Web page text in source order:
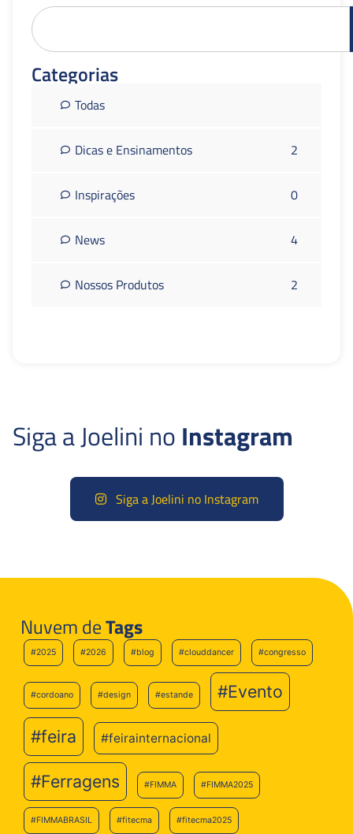
Categorias
Todas
Dicas e Ensinamentos 2
Inspirações 0
News 4
Nossos Produtos 2
Siga a Joelini no Instagram
Siga a Joelini no Instagram
Nuvem deTags
#2025 #2026 #blog #clouddancer #congresso
#cordoano #design #estande #Evento
#feira #feirainternacional
#Ferragens #FIMMA #FIMMA2025
#FIMMABRASIL #fitecma #fitecma2025